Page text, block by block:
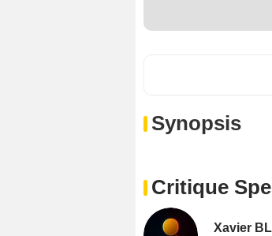
Synopsis
Critique
Xavier